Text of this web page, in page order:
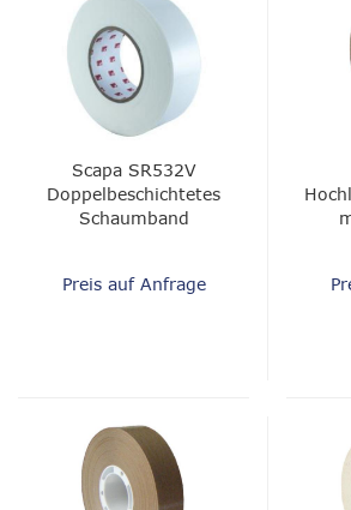
Scapa SR532V
Doppelbeschichtetes
Schaumband
Preis auf Anfrage